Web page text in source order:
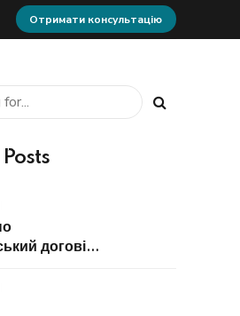
Отримати консультацію
Контакти
договір